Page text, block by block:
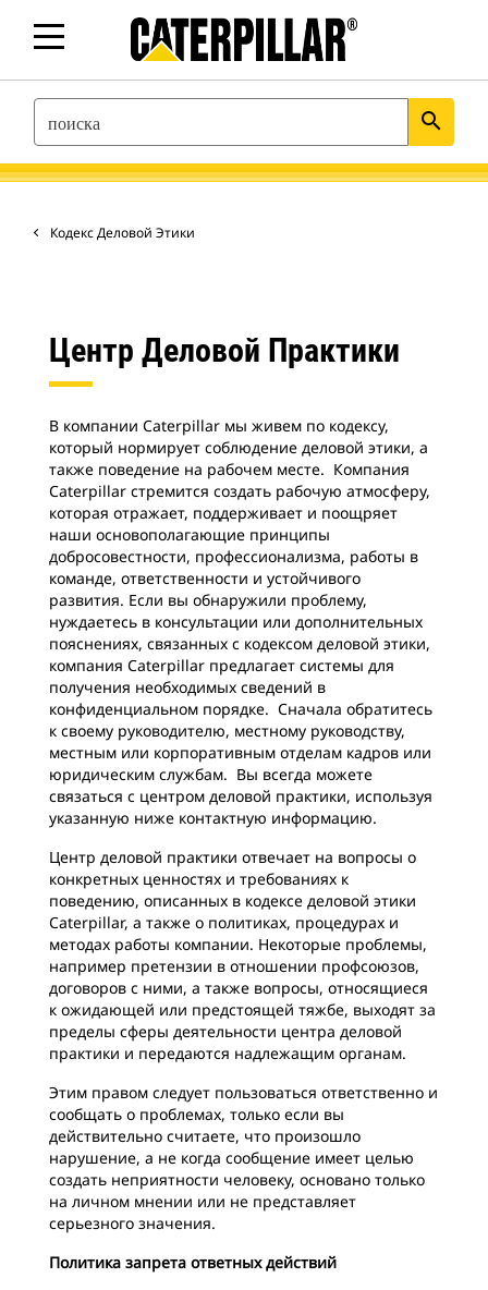
SEARCH search
Кодекс Деловой Этики
Центр Деловой Практики
В компании Caterpillar мы живем по кодексу,
который нормирует соблюдение деловой этики, а
также поведение на рабочем месте. Компания
Caterpillar стремится создать рабочую атмосферу,
которая отражает, поддерживает и поощряет
наши основополагающие принципы
добросовестности, профессионализма, работы в
команде, ответственности и устойчивого
развития. Если вы обнаружили проблему,
нуждаетесь в консультации или дополнительных
пояснениях, связанных с кодексом деловой этики,
компания Caterpillar предлагает системы для
получения необходимых сведений в
конфиденциальном порядке. Сначала обратитесь
к своему руководителю, местному руководству,
местным или корпоративным отделам кадров или
юридическим службам. Вы всегда можете
связаться с центром деловой практики, используя
указанную ниже контактную информацию.
Центр деловой практики отвечает на вопросы о
конкретных ценностях и требованиях к
поведению, описанных в кодексе деловой этики
Caterpillar, а также о политиках, процедурах и
методах работы компании. Некоторые проблемы,
например претензии в отношении профсоюзов,
договоров с ними, а также вопросы, относящиеся
к ожидающей или предстоящей тяжбе, выходят за
пределы сферы деятельности центра деловой
практики и передаются надлежащим органам.
Этим правом следует пользоваться ответственно и
сообщать о проблемах, только если вы
действительно считаете, что произошло
нарушение, а не когда сообщение имеет целью
создать неприятности человеку, основано только
на личном мнении или не представляет
серьезного значения.
Политика запрета ответных действий